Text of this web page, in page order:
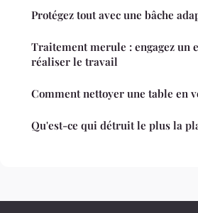
Protégez tout avec une bâche
Traitement merule : engagez un
réaliser le travail
Comment nettoyer une table en
Qu'est-ce qui détruit le plus la